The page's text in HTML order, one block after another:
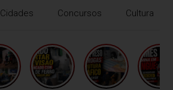
Cidades Concursos Cultura